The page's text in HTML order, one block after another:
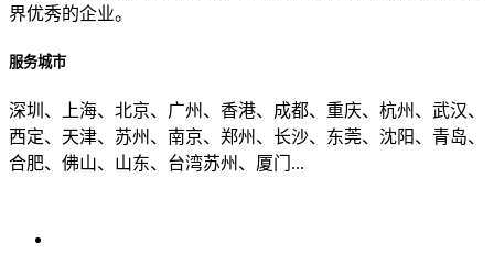
界优秀的企业。
服务城市
深圳、上海、北京、广州、香港、成都、重庆、杭州、武汉、
西定、天津、苏州、南京、郑州、长沙、东莞、沈阳、青岛、
合肥、佛山、山东、台湾苏州、厦门...